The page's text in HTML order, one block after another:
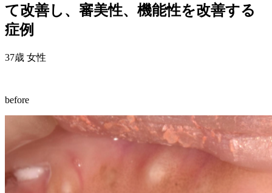
て改善し、審美性、機能性を改善する
症例
37歳 女性
before